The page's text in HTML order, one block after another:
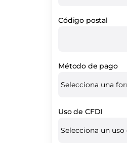
Código postal
Método de pago
Uso de CFDI